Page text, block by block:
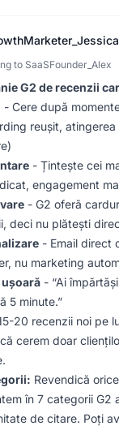
to SaaSFounder_Alex
G2 de recenzii
- Cere după
reușit, atingerea
- Țintește cei
engagement
- G2 oferă
deci nu plătești
- Email direct
nu marketing
ușoară - “Ai
5 minute.”
20 recenzii noi pe
cerem doar
Revendică
în 7 categorii G2
de citare. Poți